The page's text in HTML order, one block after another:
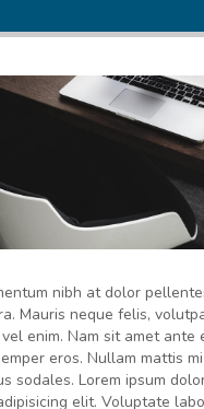
nibh at dolor
Mauris neque felis,
enim. Nam sit amet ante
eros. Nullam mattis
sodales. Lorem ipsum
elit. Voluptate